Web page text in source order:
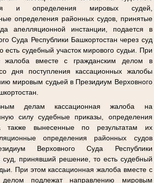
и определения мировых судей,
определения районных судов, принятые
апелляционной инстанции, подается в
Суда Республики Башкортостан через суд
есть судебный участок мирового судьи. При
жалоба вместе с гражданским делом в
дня поступления кассационных жалобы
мировым судьей в Президиум Верховного
делам кассационная жалоба на
силу судебные приказы, определения
вынесенные по результатам их
определения районных судов
Верховного Суда Республики
суд, принявший решение, то есть судебный
При этом кассационная жалоба вместе с
делом подлежат направлению мировым